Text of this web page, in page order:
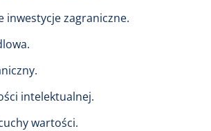
inwestycje zagraniczne.
intelektualnej.
wartości.